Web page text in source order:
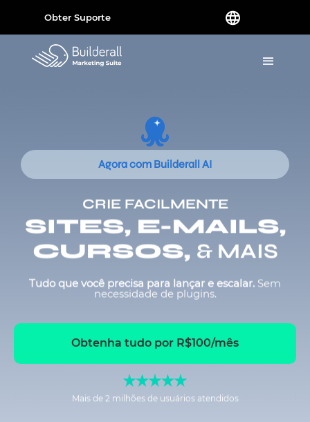
Obter Suporte
Agora com Builderall AI
CRIE FACILMENTE
SITES, E-MAILS,
CURSOS, & MAIS
Tudo que você precisa para lançar e escalar. Sem
necessidade de plugins.
Obtenha tudo por R$100/mês
Mais de 2 milhões de usuários atendidos